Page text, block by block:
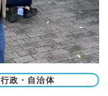
行政・自治体